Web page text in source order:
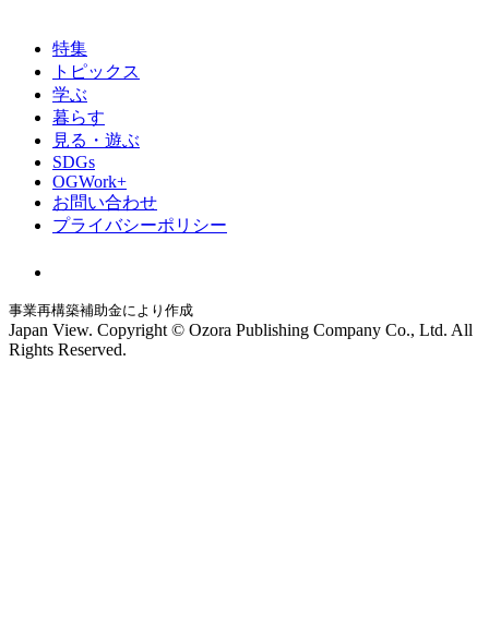
特集
トピックス
学ぶ
暮らす
見る・遊ぶ
SDGs
OGWork+
お問い合わせ
プライバシーポリシー
事業再構築補助金により作成
Japan View. Copyright © Ozora Publishing Company Co., Ltd. All
Rights Reserved.